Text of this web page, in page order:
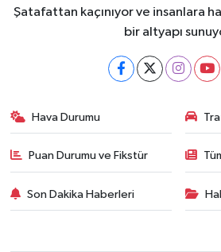
Şatafattan kaçınıyor ve insanlara
bir altyapı
Hava Durumu
Puan Durumu ve Fikstür
Son Dakika Haberleri